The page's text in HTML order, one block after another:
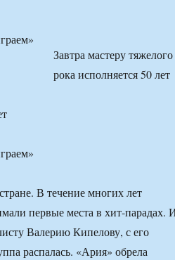
Завтра мастеру тяжелого
рока исполняется 50 лет
В течение многих лет
первые места в хит-парадах.
Валерию Кипелову, с его
распалась. «Ария» обрела